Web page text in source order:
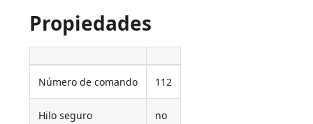
Propiedades
Número de comando 112
Hilo seguro no